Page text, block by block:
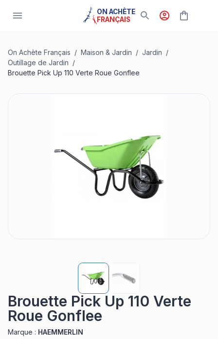
ON ACHÈTE
FRANÇAIS
On Achète Français / Maison & Jardin / Jardin /
Outillage de Jardin /
Brouette Pick Up 110 Verte Roue Gonflee
Brouette Pick Up 110 Verte
Roue Gonflee
Marque : HAEMMERLIN